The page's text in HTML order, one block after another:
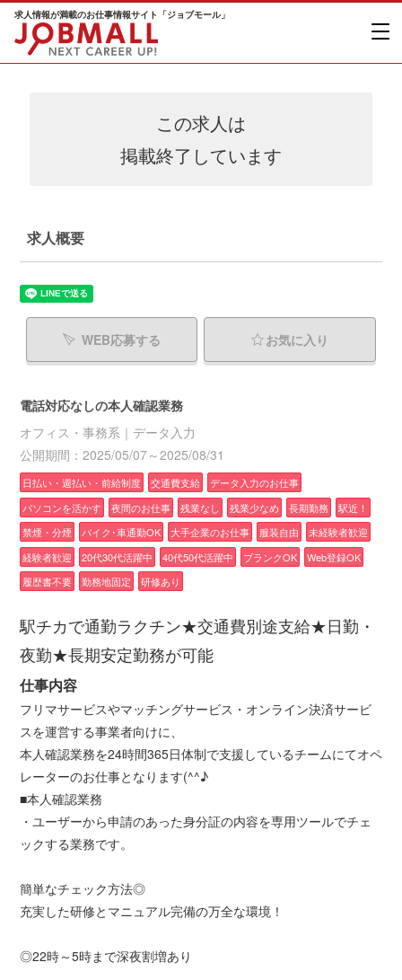
求人情報が満載のお仕事情報サイト「ジョブモール」
この求人は
掲載終了しています
求人概要
WEB応募する お気に入り
電話対応なしの本人確認業務
オフィス・事務系｜データ入力
公開期間：2025/05/07～2025/08/31
日払い・週払い・前給制度 交通費支給
データ入力のお仕事
パソコンを活かす
夜間のお仕事 残業なし 残業少なめ 長期勤務
駅近！
禁煙・分煙
バイク･車通勤OK 大手企業のお仕事 服装自由
未経験者歓迎
経験者歓迎
20代30代活躍中 40代50代活躍中 ブランクOK
Web登録OK
履歴書不要
勤務地固定 研修あり
駅チカで通勤ラクチン★交通費別途支給★日勤・
夜勤★長期安定勤務が可能
仕事内容
フリマサービスやマッチングサービス・オンライン決済サービ
スを運営する事業者向けに、
本人確認業務を24時間365日体制で支援しているチームにてオペ
レーターのお仕事となります(^^♪
■本人確認業務
・ユーザーから申請のあった身分証の内容を専用ツールでチェ
ックする業務です。
簡単なチェック方法◎
充実した研修とマニュアル完備の万全な環境！
◎22時～5時まで深夜割増あり